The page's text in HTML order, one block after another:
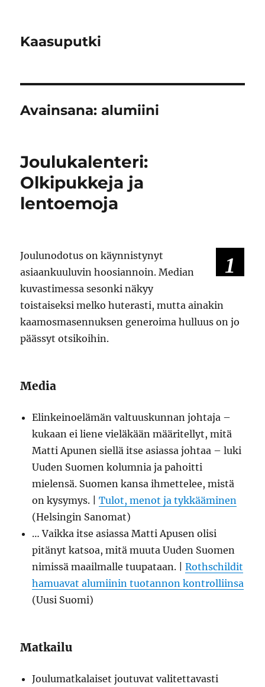
Kaasuputki
Avainsana:alumiini
Joulukalenteri:
Olkipukkeja ja
lentoemoja
1
Joulunodotus on käynnistynyt
asiaankuuluvin hoosiannoin. Median
kuvastimessa sesonki näkyy
toistaiseksi melko huterasti, mutta ainakin
kaamosmasennuksen generoima hulluus on jo
päässyt otsikoihin.
Media
Elinkeinoelämän valtuuskunnan johtaja –
kukaan ei liene vieläkään määritellyt, mitä
Matti Apunen siellä itse asiassa johtaa – luki
Uuden Suomen kolumnia ja pahoitti
mielensä. Suomen kansa ihmettelee, mistä
on kysymys. |Tulot, menot ja tykkääminen
(Helsingin Sanomat)
… Vaikka itse asiassa Matti Apusen olisi
pitänyt katsoa, mitä muuta Uuden Suomen
nimissä maailmalle tuupataan. |Rothschildit
hamuavat alumiinin tuotannon kontrolliinsa
(Uusi Suomi)
Matkailu
Joulumatkalaiset joutuvat valitettavasti